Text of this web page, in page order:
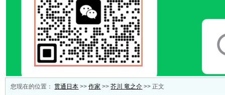
您现在的位置：贯通日本 >>作家 >>芥川 竜之介 >> 正文